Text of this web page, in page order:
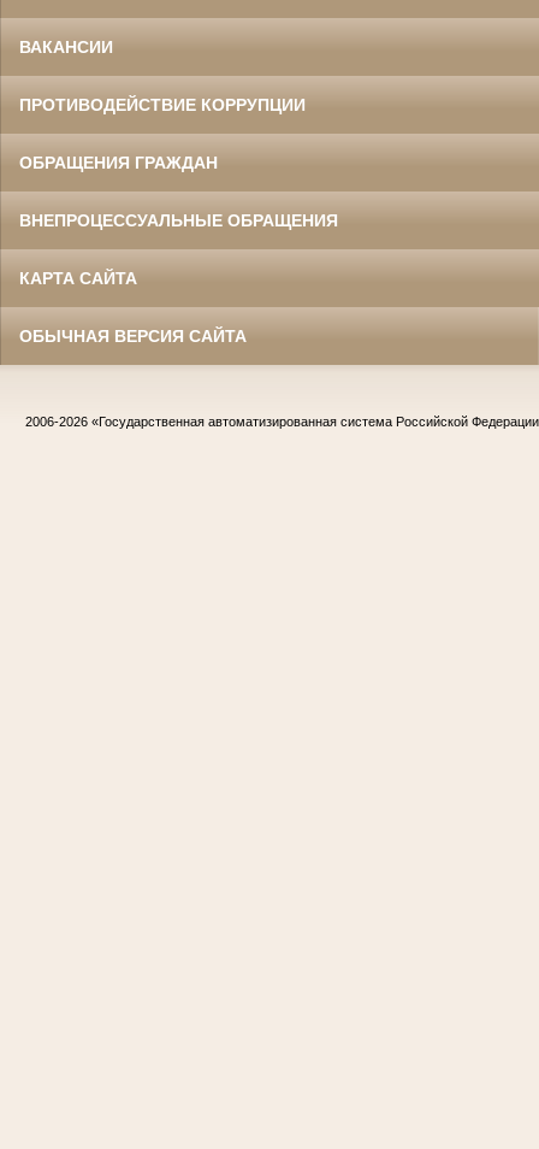
ВАКАНСИИ
ПРОТИВОДЕЙСТВИЕ КОРРУПЦИИ
ОБРАЩЕНИЯ ГРАЖДАН
ВНЕПРОЦЕССУАЛЬНЫЕ ОБРАЩЕНИЯ
КАРТА САЙТА
ОБЫЧНАЯ ВЕРСИЯ САЙТА
2006-2026 «Государственная автоматизированная система Российской